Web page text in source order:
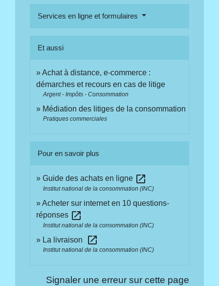
Services en ligne et formulaires
Et aussi
Achat à distance, e-commerce :
démarches et recours en cas de litige
Argent - Impôts - Consommation
Médiation des litiges de la consommation
Pratiques commerciales
Pour en savoir plus
Guide des achats en ligne open_in_new
Institut national de la consommation (INC)
Acheter sur internet en 10 questions-
réponses open_in_new
Institut national de la consommation (INC)
La livraison open_in_new
Institut national de la consommation (INC)
Signaler une erreur sur cette page